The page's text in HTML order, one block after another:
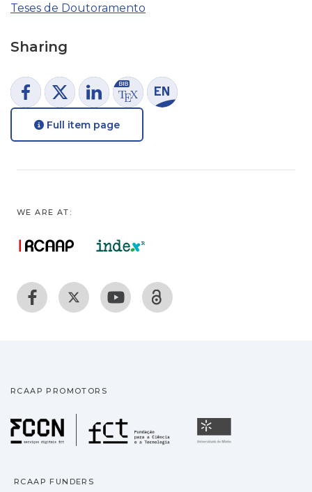
Teses de Doutoramento
Sharing
Full item page
WE ARE AT:
RCAAP PROMOTORS
Fundação para a
RCAAP FUNDERS